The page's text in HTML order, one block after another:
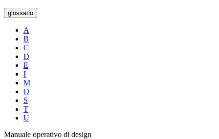
glossario
A
B
C
D
E
I
M
O
S
T
U
Manuale operativo di design